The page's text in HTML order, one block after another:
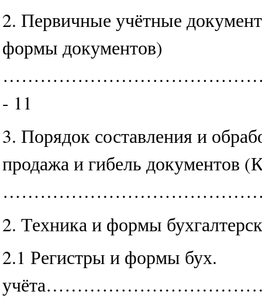
2. Первичные учётные
формы документов)
- 11
3. Порядок составления и
продажа и гибель документов
2. Техника и формы
2.1 Регистры и формы бух.